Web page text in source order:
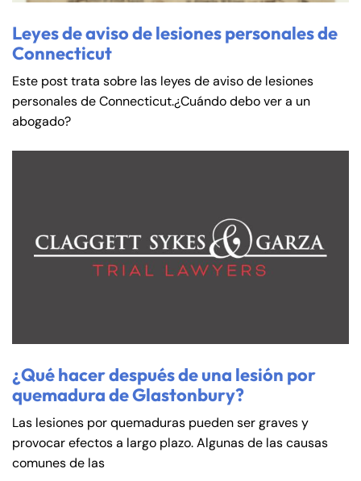
Leyes de aviso de lesiones personales de
Connecticut
Este post trata sobre las leyes de aviso de lesiones
personales de Connecticut.¿Cuándo debo ver a un
abogado?
¿Qué hacer después de una lesión por
quemadura de Glastonbury?
Las lesiones por quemaduras pueden ser graves y
provocar efectos a largo plazo. Algunas de las causas
comunes de las